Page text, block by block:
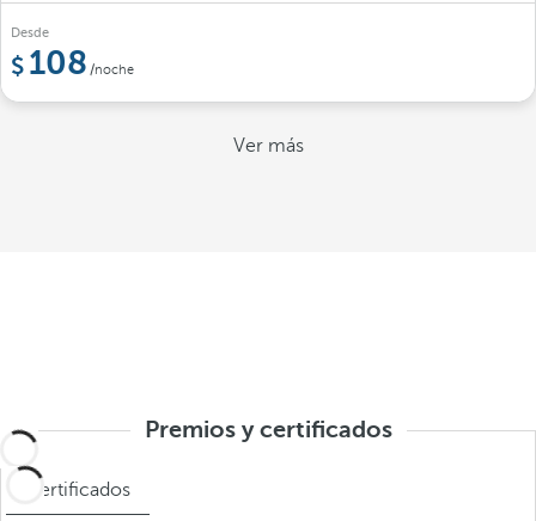
Desde
108 /noche
Ver más
Premios y certificados
Certificados